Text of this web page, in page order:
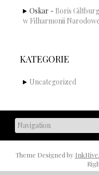
Oskar - Boris
w Filharmonii
KATEGORIE
Uncategorized
Theme Designed by